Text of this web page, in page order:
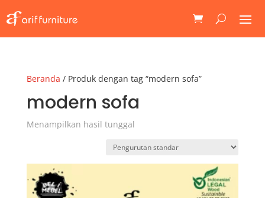
Beranda / Produk dengan tag “modern sofa”
modern sofa
Menampilkan hasil tunggal